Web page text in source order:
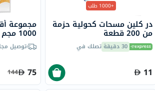
+1000 طلب
در كلين مسحات كحولية حزمة
من 200 قطعة
30 دقيقة تصلك في
11
مجموعة
1000
4 × 20 قرص توصيل
75
144